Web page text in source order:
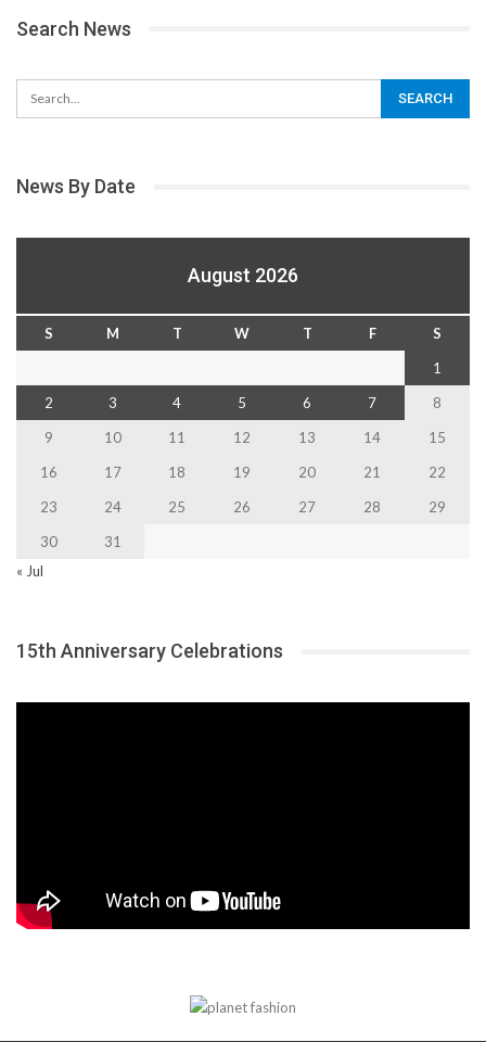
Search News
News By Date
August 2026
S M T W T F
S
1
2
3 4 5 6 7
8
9
10 11 12 13 14
15
16
17 18 19 20 21
22
23
24 25 26 27 28
29
30
31
« Jul
15th Anniversary Celebrations